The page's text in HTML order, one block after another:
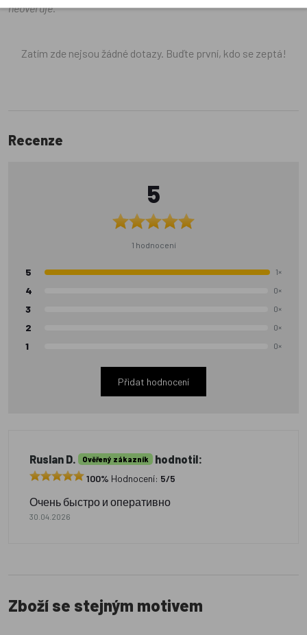
neověřuje.
Zatím zde nejsou žádné dotazy. Buďte první, kdo se zeptá!
Recenze
5
1 hodnocení
5 1×
4 0×
3 0×
2 0×
1 0×
Přidat hodnocení
Ruslan D. Ověřený zákazník hodnotil:
100% Hodnocení: 5/5
Очень быстро и оперативно
30.04.2026
Zboží se stejným motivem